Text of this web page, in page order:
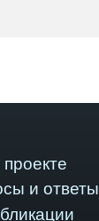
и ответы